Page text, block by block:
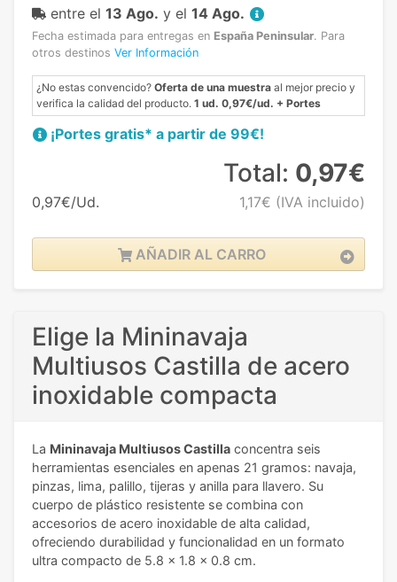
entre el 13 Ago. y el 14 Ago.
Fecha estimada para entregas en España Peninsular. Para
otros destinos Ver Información
¿No estas convencido? Oferta de una muestra al mejor precio y
verifica la calidad del producto. 1 ud. 0,97€/ud. + Portes
¡Portes gratis* a partir de 99€!
0,97€/Ud.
Total: 0,97€
1,17€ (IVA incluido)
AÑADIR AL CARRO
Elige la Mininavaja
Multiusos Castilla de acero
inoxidable compacta
La Mininavaja Multiusos Castilla concentra seis
herramientas esenciales en apenas 21 gramos: navaja,
pinzas, lima, palillo, tijeras y anilla para llavero. Su
cuerpo de plástico resistente se combina con
accesorios de acero inoxidable de alta calidad,
ofreciendo durabilidad y funcionalidad en un formato
ultra compacto de 5.8 x 1.8 x 0.8 cm.